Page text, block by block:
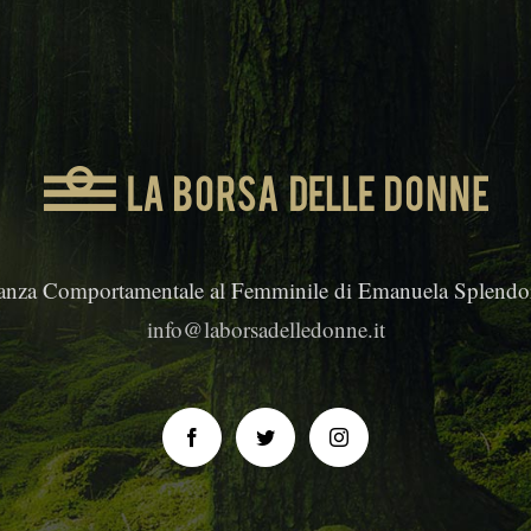
Comportamentale al Femminile di Emanuela
info@laborsadelledonne.it